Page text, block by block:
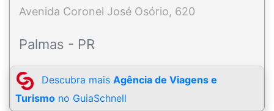
Avenida Coronel José Osório, 620
Palmas - PR
Descubra mais Agência de Viagens e
Turismo no GuiaSchnell